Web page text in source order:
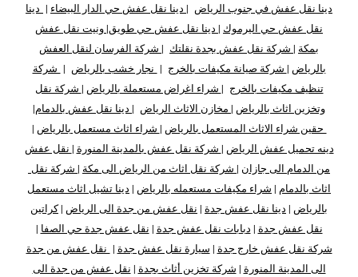
دينا نقل عفش في جنوب الرياض | دينا نقل عفش حي الدار البيضاء | دينا
نقل عفش حي اليرموك | دينا نقل عفش حي طويق|ونيت نقل عفش
بمكة | شركة نقل عفش بجدة نقلتك | شركة الفرسان لنقل العفش
بالرياض | شركة صيانة مكيفات بالخرج | نجار خشب بالرياض | شركة
تنظيف مكيفات بالخرج | شراء اغراض مستعملة بالرياض | شركة نقل
وتخزين اثاث بالرياض | مخازن الاثاث الرياض | دينا نقل عفش بالدمام|
حقين شراء الاثاث المستعمل بالرياض | شراء اثاث مستعمل بالرياض |
دينه تحميل عفش الرياض | شركة نقل عفش بالمدينة المنورة | نقل عفش
من الدمام الى جازان | شركة نقل اثاث من الرياض الى مكة | شركة نقل
اثاث بالدمام | شراء مكيفات مستعمله بالرياض | دينا تشيل اثاث مستعمل
بالرياض | دينا نقل عفش جدة | نقل عفش من جدة الى الرياض |كراتين
نقل عفش جدة | دبابات نقل عفش جدة | نقل عفش جدة حي الصفا |
شركة نقل عفش خارج جدة | سيارة نقل عفش جدة | نقل عفش من جدة
الى المدينة المنورة | شركة تخزين أثاث بجدة | نقل عفش من جدة الى